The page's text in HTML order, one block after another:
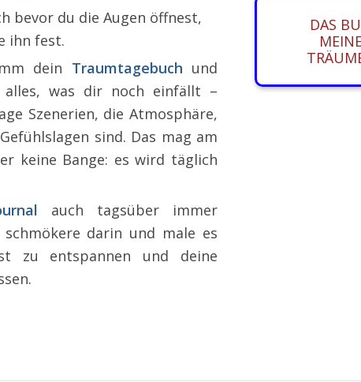
bevor du die Augen öffnest,
ihn fest.
dein Traumtagebuch und
alles, was dir noch einfällt –
Szenerien, die Atmosphäre,
sind. Das mag am
keine Bange: es wird täglich
auch tagsüber immer
darin und male es
zu entspannen und deine
DAS